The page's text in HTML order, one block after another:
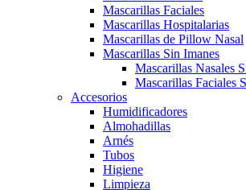
Mascarillas Faciales
Mascarillas Hospitalarias
Mascarillas de Pillow Nasal
Mascarillas Sin Imanes
Mascarillas Nasales
Mascarillas Faciales
Accesorios
Humidificadores
Almohadillas
Arnés
Tubos
Higiene
Limpieza